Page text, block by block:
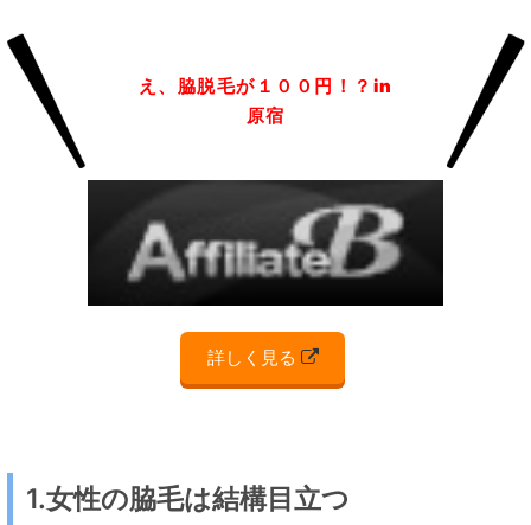
え、脇脱毛が１００円！？in
原宿
詳しく見る
1.女性の脇毛は結構目立つ